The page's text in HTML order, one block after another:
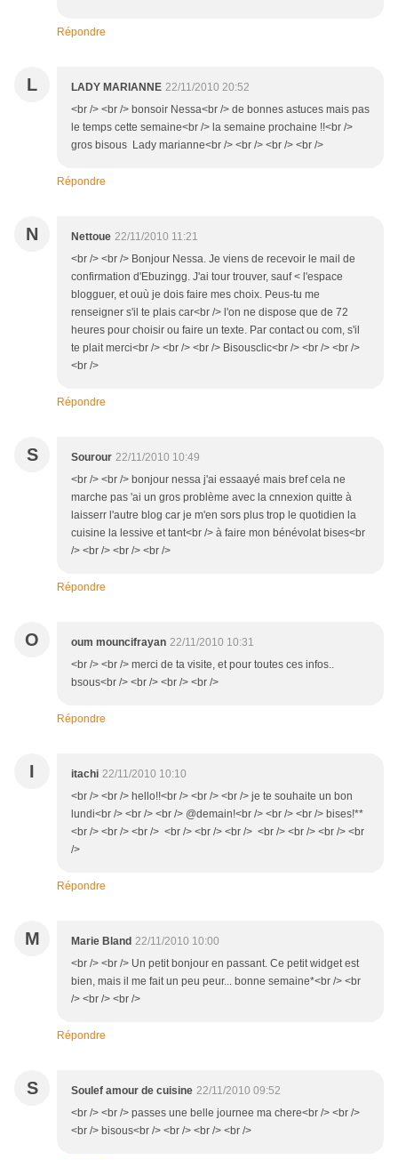
Répondre
L LADY MARIANNE 22/11/2010 20:52
<br /> <br /> bonsoir Nessa<br /> de bonnes astuces mais pas
le temps cette semaine<br /> la semaine prochaine !!<br />
gros bisous Lady marianne<br /> <br /> <br /> <br />
Répondre
N Nettoue 22/11/2010 11:21
<br /> <br /> Bonjour Nessa. Je viens de recevoir le mail de
confirmation d'Ebuzingg. J'ai tour trouver, sauf < l'espace
blogguer, et ouù je dois faire mes choix. Peus-tu me
renseigner s'il te plais car<br /> l'on ne dispose que de 72
heures pour choisir ou faire un texte. Par contact ou com, s'il
te plait merci<br /> <br /> <br /> Bisousclic<br /> <br /> <br />
<br />
Répondre
S Sourour 22/11/2010 10:49
<br /> <br /> bonjour nessa j'ai essaayé mais bref cela ne
marche pas 'ai un gros problème avec la cnnexion quitte à
laisserr l'autre blog car je m'en sors plus trop le quotidien la
cuisine la lessive et tant<br /> à faire mon bénévolat bises<br
/> <br /> <br /> <br />
Répondre
O oum mouncifrayan 22/11/2010 10:31
<br /> <br /> merci de ta visite, et pour toutes ces infos..
bsous<br /> <br /> <br /> <br />
Répondre
I itachi 22/11/2010 10:10
<br /> <br /> hello!!<br /> <br /> <br /> je te souhaite un bon
lundi<br /> <br /> <br /> @demain!<br /> <br /> <br /> bises!**
<br /> <br /> <br /> <br /> <br /> <br /> <br /> <br /> <br /> <br
/>
Répondre
M Marie Bland 22/11/2010 10:00
<br /> <br /> Un petit bonjour en passant. Ce petit widget est
bien, mais il me fait un peu peur... bonne semaine*<br /> <br
/> <br /> <br />
Répondre
S Soulef amour de cuisine 22/11/2010 09:52
<br /> <br /> passes une belle journee ma chere<br /> <br />
<br /> bisous<br /> <br /> <br /> <br />